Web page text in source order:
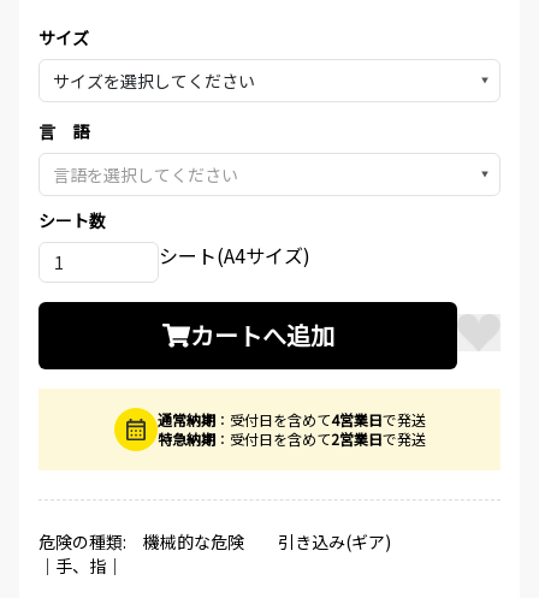
サイズ
▼
言 語
▼
シート数
シート(A4サイズ)
カートへ追加
通常納期：受付日を含めて4営業日で発送
特急納期：受付日を含めて2営業日で発送
危険の種類: 機械的な危険 引き込み(ギア)
│手、指│